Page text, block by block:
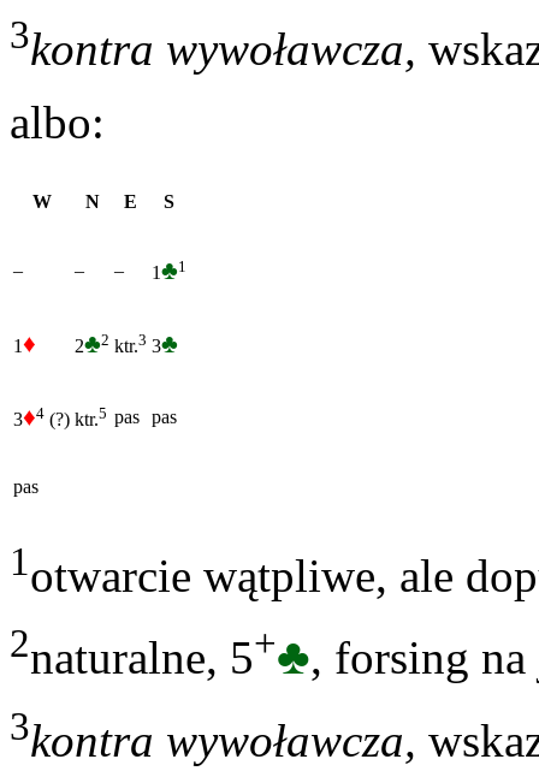
3kontra wywoławcza,
albo:
W N E S
– – – 1♣1
1♦ 2♣2 ktr.3 3♣
3♦4 (?) ktr.5 pas pas
pas
1otwarcie wątpliwe, ale
2naturalne, 5+♣, forsing na
3kontra wywoławcza,